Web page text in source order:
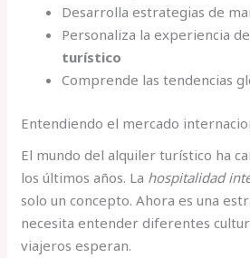
Desarrolla estrategias de
Personaliza la experiencia de
turístico
Comprende las tendencias
Entendiendo el mercado
El mundo del alquiler turístico ha
los últimos años. La hospitalidad
solo un concepto. Ahora es una
necesita entender diferentes
viajeros esperan.